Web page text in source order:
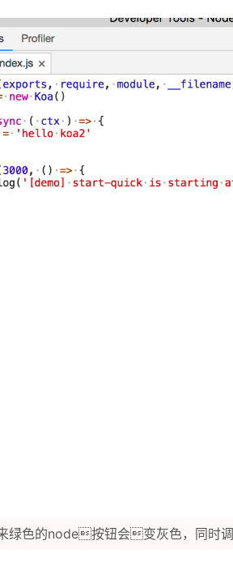
绿色的node按钮会变灰色，同时